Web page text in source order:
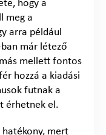
hogy a
meg a
arra például
már létező
mellett fontos
hozzá a kiadási
futnak a
érhetnek el.
mert